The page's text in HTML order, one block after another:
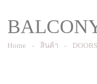
Home - สินค้า - DOORS